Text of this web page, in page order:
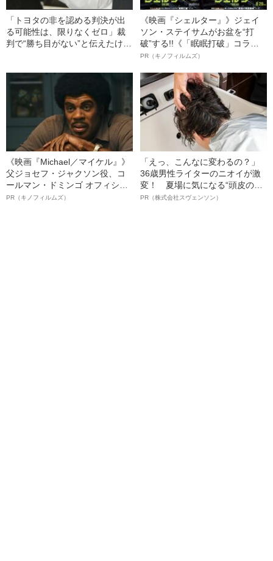
「トヨタの非を認める判決が出
る可能性は、限りなくゼロ」裁
判で“勝ち目がない”と伝えたけれ
《映画『シェルター』》ジェイ
ソン・ステイサムがお盆を“打
破”する!!《「眠眠打破」コラ
ボ》
PR（キノフィルムズ）
《映画『Michael／マイケル』》
父ジョセフ・ジャクソン役、コ
ールマン・ドミンゴ オフィシャ
ルインタビュー“観客を魅了した
PR（キノフィルムズ）
「えっ、こんなに変わるの？」
36歳男性ライターのニオイが激
変！ 夏場に気になる“頭皮のニ
オイ”や“ベタつき”を解消す
PR（株式会社スヴェンソン）